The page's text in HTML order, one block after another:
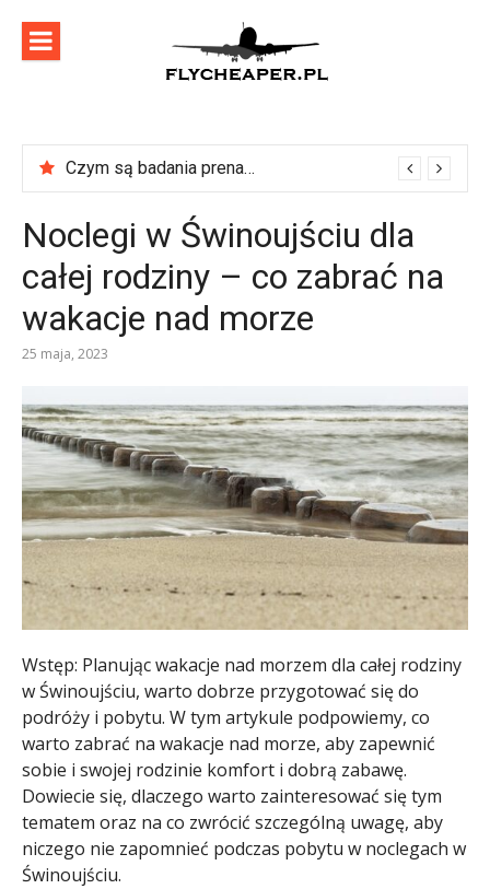
content
Czym są badania prenatalne?
Noclegi w Świnoujściu dla
całej rodziny – co zabrać na
wakacje nad morze
25 maja, 2023
Wstęp: Planując wakacje nad morzem dla całej rodziny
w Świnoujściu, warto dobrze przygotować się do
podróży i pobytu. W tym artykule podpowiemy, co
warto zabrać na wakacje nad morze, aby zapewnić
sobie i swojej rodzinie komfort i dobrą zabawę.
Dowiecie się, dlaczego warto zainteresować się tym
tematem oraz na co zwrócić szczególną uwagę, aby
niczego nie zapomnieć podczas pobytu w noclegach w
Świnoujściu.